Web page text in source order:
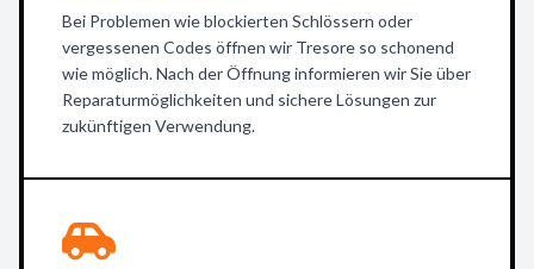
Bei Problemen wie blockierten Schlössern oder
vergessenen Codes öffnen wir Tresore so schonend
wie möglich. Nach der Öffnung informieren wir Sie über
Reparaturmöglichkeiten und sichere Lösungen zur
zukünftigen Verwendung.